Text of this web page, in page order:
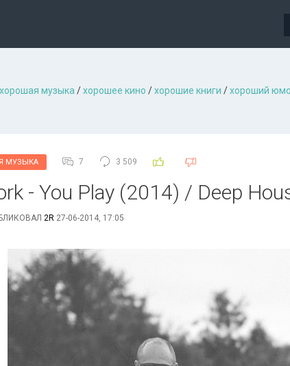
хорошая музыкa /хорошее кино /хорошие книги /хороший
МУЗЫКА 7 3 509
- You Play (2014) / Deep
2R 27-06-2014, 17:05